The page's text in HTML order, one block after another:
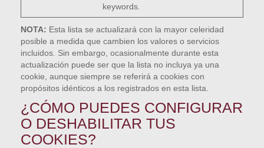
keywords.
NOTA: Esta lista se actualizará con la mayor celeridad
posible a medida que cambien los valores o servicios
incluidos. Sin embargo, ocasionalmente durante esta
actualización puede ser que la lista no incluya ya una
cookie, aunque siempre se referirá a cookies con
propósitos idénticos a los registrados en esta lista.
¿CÓMO PUEDES CONFIGURAR
O DESHABILITAR TUS
COOKIES?